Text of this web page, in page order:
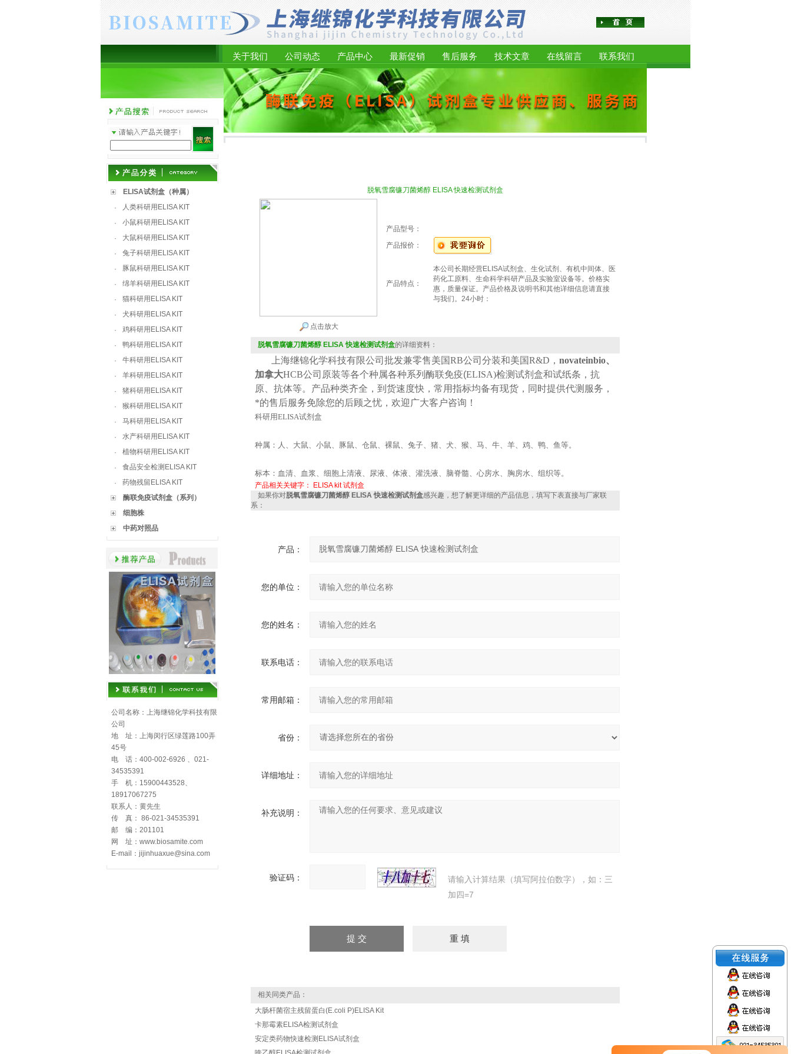
您好！欢迎前来咨询，很高兴为您
关于我们 公司动态 产品中心 最新促销 售后服务 技术文章 在线留言 联系我们
ELISA试剂盒（种属）
·
人类科研用ELISA KIT
·
小鼠科研用ELISA KIT
·
大鼠科研用ELISA KIT
·
兔子科研用ELISA KIT
·
豚鼠科研用ELISA KIT
·
绵羊科研用ELISA KIT
·
猫科研用ELISA KIT
·
犬科研用ELISA KIT
·
鸡科研用ELISA KIT
·
鸭科研用ELISA KIT
·
牛科研用ELISA KIT
·
羊科研用ELISA KIT
·
猪科研用ELISA KIT
·
猴科研用ELISA KIT
·
马科研用ELISA KIT
·
水产科研用ELISA KIT
·
植物科研用ELISA KIT
·
食品安全检测ELISA KIT
·
药物残留ELISA KIT
酶联免疫试剂盒（系列）
细胞株
中药对照品
公司名称：上海继锦化学科技有限
公司
地 址：上海闵行区绿莲路100弄
45号
电 话：400-002-6926 、021-
34535391
手 机：15900443528、
18917067275
联系人：黄先生
传 真： 86-021-34535391
邮 编：201101
网 址：www.biosamite.com
E-mail：jijinhuaxue@sina.com
脱氧雪腐镰刀菌烯醇 ELISA 快速检测试剂盒
点击放大
产品型号：
产品报价：
产品特点：
本公司长期经营ELISA试剂盒、生化试剂、有机中间体、医
药化工原料、生命科学科研产品及实验室设备等。价格实
惠，质量保证。产品价格及说明书和其他详细信息请直接
与我们。24小时：
脱氧雪腐镰刀菌烯醇 ELISA 快速检测试剂盒的详细资料：
上海继锦化学科技有限公司批发兼零售美国RB公司 分装和美国R&D ， novateinbio、
加拿大HCB公司原装等各个种属各种系列酶联免疫(ELISA)检测试剂盒和试纸条，抗
原、抗体等。产品种类齐全，到货速度快，常用指标均备有现货，同时提供代测服务，
*的售后服务免除您的后顾之忧，欢迎广大客户咨询！
科研用ELISA试剂盒
种属：人、大鼠、小鼠、豚鼠、仓鼠、裸鼠、兔子、猪、犬、猴、马、牛、羊、鸡、鸭、鱼等。
标本：血清、血浆、细胞上清液、尿液、体液、灌洗液、脑脊髓、心房水、胸房水、组织等。
产品相关关键字： ELISA kit 试剂盒
如果你对脱氧雪腐镰刀菌烯醇 ELISA 快速检测试剂盒感兴趣，想了解更详细的产品信息，填写下表直接与厂家联
系：
产品：
您的单位：
您的姓名：
联系电话：
常用邮箱：
省份：
详细地址：
补充说明：
验证码：
请输入计算结果（填写阿拉伯数字），如：三
加四=7
相关同类产品：
大肠杆菌宿主残留蛋白(E.coli P)ELISA Kit
卡那霉素ELISA检测试剂盒
安定类药物快速检测ELISA试剂盒